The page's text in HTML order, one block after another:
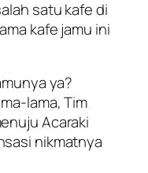
satu kafe di
kafe jamu ini
ya?
lama, Tim
Acaraki
nikmatnya